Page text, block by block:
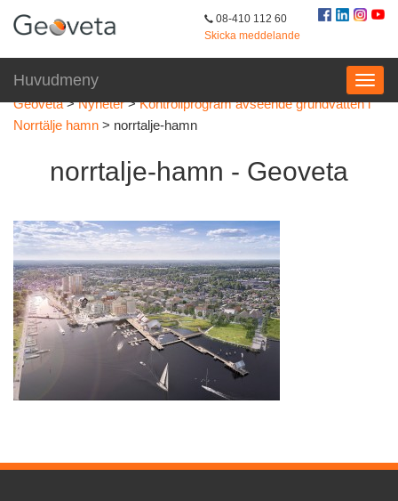
08-410 112 60
Skicka meddelande
Huvudmeny
Geoveta>Nyheter>Kontrollprogram avseende grundvatten i
Norrtälje hamn > norrtalje-hamn
norrtalje-hamn - Geoveta